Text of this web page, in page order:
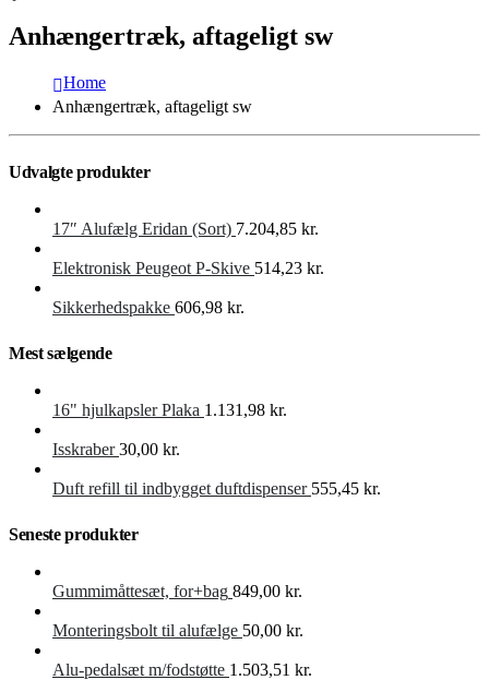
Anhængertræk, aftageligt sw
Home
Anhængertræk, aftageligt sw
Udvalgte produkter
17″ Alufælg Eridan (Sort) 7.204,85 kr.
Elektronisk Peugeot P-Skive 514,23 kr.
Sikkerhedspakke 606,98 kr.
Mest sælgende
16" hjulkapsler Plaka 1.131,98 kr.
Isskraber 30,00 kr.
Duft refill til indbygget duftdispenser 555,45 kr.
Seneste produkter
Gummimåttesæt, for+bag 849,00 kr.
Monteringsbolt til alufælge 50,00 kr.
Alu-pedalsæt m/fodstøtte 1.503,51 kr.